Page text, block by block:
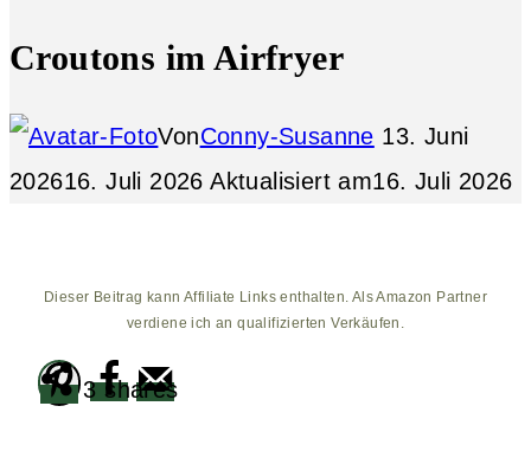
Croutons im Airfryer
VonConny-Susanne 13. Juni
202616. Juli 2026 Aktualisiert am16. Juli 2026
Dieser Beitrag kann Affiliate Links enthalten. Als Amazon Partner
verdiene ich an qualifizierten Verkäufen.
3 shares